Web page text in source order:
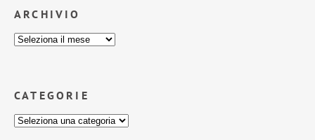
ARCHIVIO
CATEGORIE